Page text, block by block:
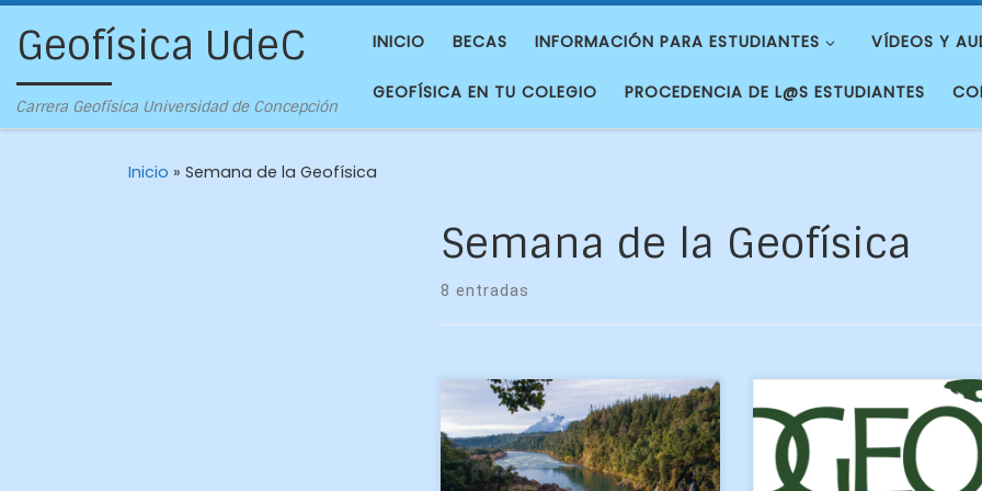
Geofísica UdeC
Carrera Geofísica Universidad de Concepción
INICIO BECAS INFORMACIÓN PARA ESTUDIANTES VÍDEOS Y
GEOFÍSICA EN TU COLEGIO PROCEDENCIA DE L@S ESTUDIANTES
Inicio » Semana de la Geofísica
Semana de la Geofísica
8 entradas
Más de 380 votos recibieron los
ocho estudiantes de Geofísica
que participaron en los dos